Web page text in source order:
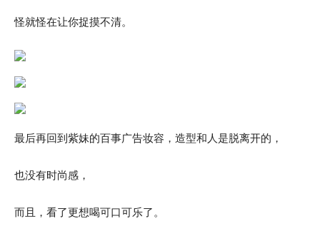
怪就怪在让你捉摸不清。
最后再回到紫妹的百事广告妆容，造型和人是脱离开的，
也没有时尚感，
而且，看了更想喝可口可乐了。